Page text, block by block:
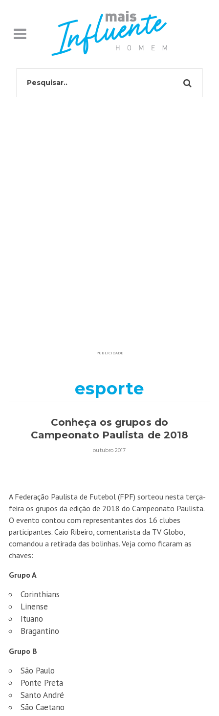
PUBLICIDADE
esporte
Conheça os grupos do
Campeonato Paulista de 2018
outubro 2017
A Federação Paulista de Futebol (FPF) sorteou nesta terça-
feira os grupos da edição de 2018 do Campeonato Paulista.
O evento contou com representantes dos 16 clubes
participantes. Caio Ribeiro, comentarista da TV Globo,
comandou a retirada das bolinhas. Veja como ficaram as
chaves:
Grupo A
Corinthians
Linense
Ituano
Bragantino
Grupo B
São Paulo
Ponte Preta
Santo André
São Caetano